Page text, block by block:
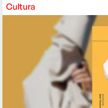
Cultura